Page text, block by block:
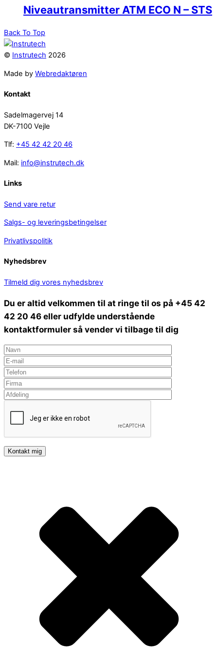
Niveautransmitter ATM ECO N – STS
Back To Top
© Instrutech 2026
Made by Webredaktøren
Kontakt
Sadelmagervej 14
DK-7100 Vejle
Tlf: +45 42 42 20 46
Mail: info@instrutech.dk
Links
Send vare retur
Salgs- og leveringsbetingelser
Privatlivspolitik
Nyhedsbrev
Tilmeld dig vores nyhedsbrev
Du er altid velkommen til at ringe til os på +45 42
42 20 46 eller udfylde understående
kontaktformuler så vender vi tilbage til dig